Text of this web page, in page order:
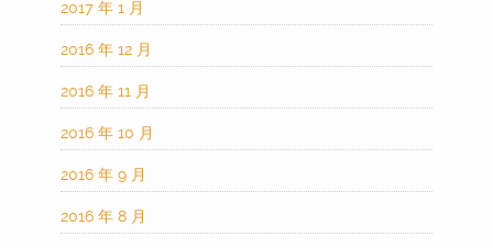
2017 年 1 月
2016 年 12 月
2016 年 11 月
2016 年 10 月
2016 年 9 月
2016 年 8 月